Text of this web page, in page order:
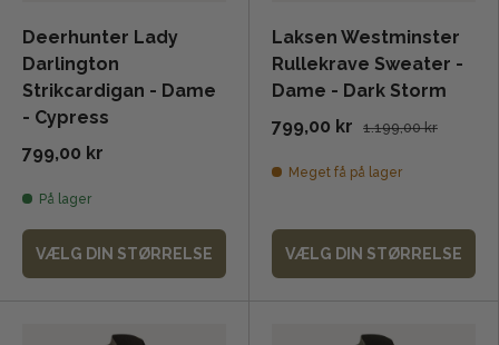
Deerhunter Lady
Darlington
Strikcardigan - Dame
- Cypress
799,00 kr
På lager
VÆLG DIN STØRRELSE
Laksen Westminster
Rullekrave Sweater -
Dame - Dark Storm
799,00 kr
1.199,00 kr
Meget få på lager
VÆLG DIN STØRRELSE